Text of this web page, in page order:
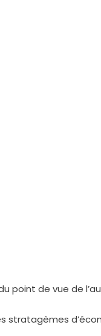
point de vue de
stratagèmes